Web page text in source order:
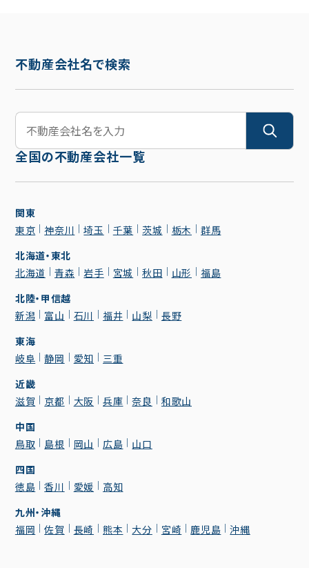
不動産会社名で検索
全国の不動産会社一覧
関東
東京
神奈川 埼玉 千葉 茨城 栃木
群馬
北海道・東北
北海道
青森 岩手 宮城 秋田 山形
福島
北陸・甲信越
新潟
富山 石川 福井 山梨
長野
東海
岐阜
静岡 愛知
三重
近畿
滋賀
京都 大阪 兵庫 奈良
和歌山
中国
鳥取
島根 岡山 広島
山口
四国
徳島
香川 愛媛
高知
九州・沖縄
福岡
佐賀 長崎 熊本 大分 宮崎 鹿児島 沖縄